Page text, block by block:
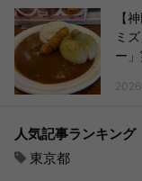
【
ミ
ー
人気記事ランキング
東京都